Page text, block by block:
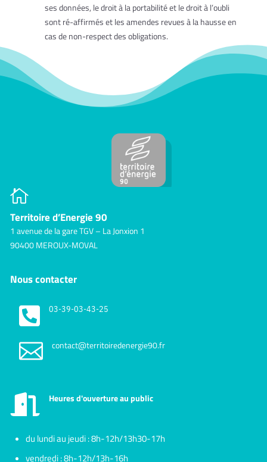
ses données, le droit à la portabilité et le droit à l’oubli
sont ré-affirmés et les amendes revues à la hausse en
cas de non-respect des obligations.

Territoire d’Energie 90
1 avenue de la gare TGV – La Jonxion 1
90400 MEROUX-MOVAL
Nous contacter
 03-39-03-43-25
 contact@territoiredenergie90.fr
 Heures d'ouverture au public
du lundi au jeudi : 8h-12h/13h30-17h
vendredi : 8h-12h/13h-16h